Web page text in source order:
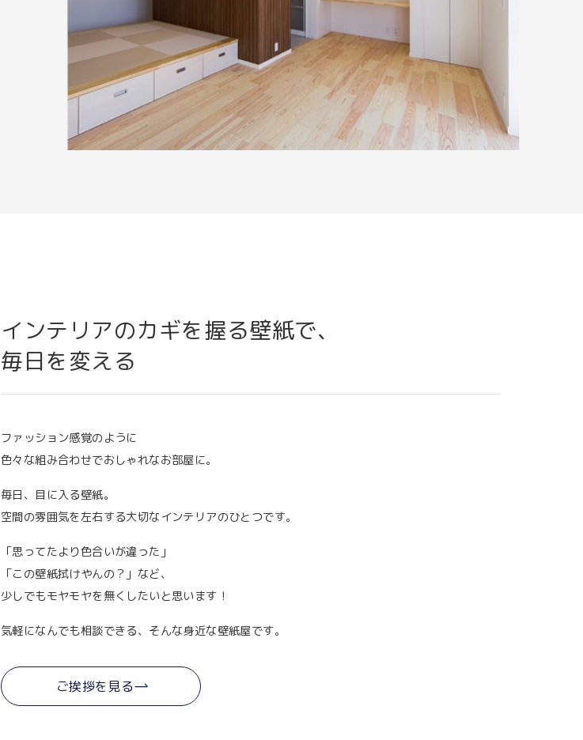
インテリアのカギを握る壁紙で、
毎日を変える
ファッション感覚のように
色々な組み合わせでおしゃれなお部屋に。
​毎日、目に入る壁紙。
空間の雰囲気を左右する大切なインテリアのひとつです。
「思ってたより色合いが違った」
「この壁紙拭けやんの？」など、
少しでもモヤモヤを無くしたいと思います！
気軽になんでも相談できる、そんな身近な壁紙屋です。
ご挨拶を見る